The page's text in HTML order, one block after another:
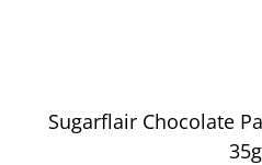
Sugarflair Chocolate
35g